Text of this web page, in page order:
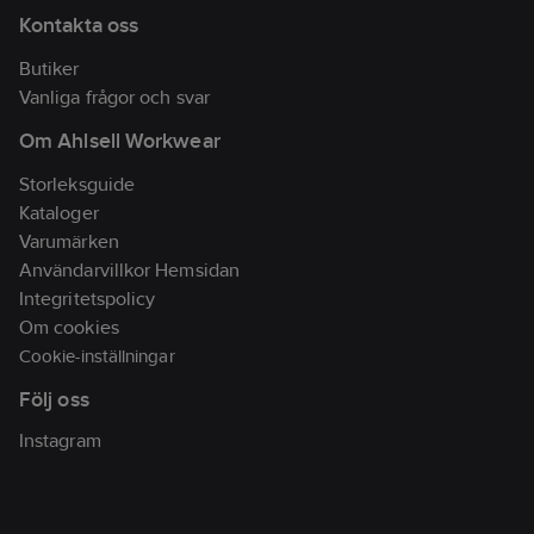
Kontakta oss
Butiker
Vanliga frågor och svar
Om Ahlsell Workwear
Storleksguide
Kataloger
Varumärken
Användarvillkor Hemsidan
Integritetspolicy
Om cookies
Cookie-inställningar
Följ oss
Instagram